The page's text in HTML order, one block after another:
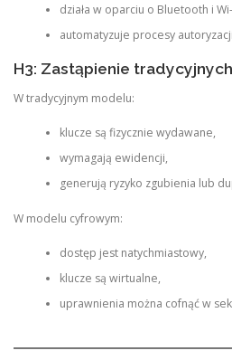
działa w oparciu o Bluetooth i
automatyzuje procesy
H3: Zastąpienie
W tradycyjnym modelu:
klucze są fizycznie wydawane,
wymagają ewidencji,
generują ryzyko zgubienia lub
W modelu cyfrowym:
dostęp jest natychmiastowy,
klucze są wirtualne,
uprawnienia można cofnąć w